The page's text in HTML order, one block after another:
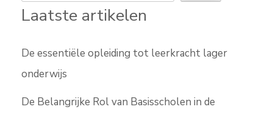
Laatste artikelen
De essentiële opleiding tot leerkracht lager
onderwijs
De Belangrijke Rol van Basisscholen in de